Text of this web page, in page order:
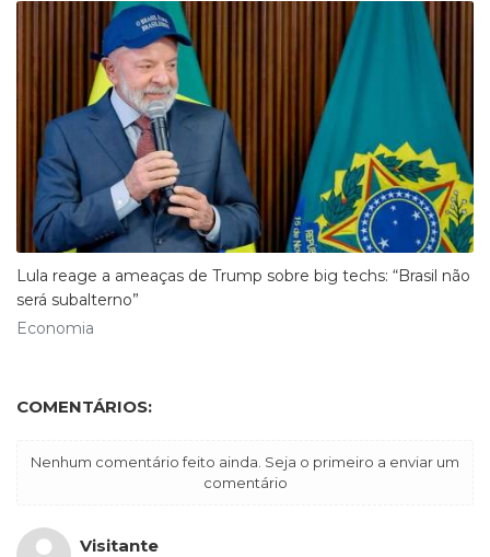
Lula reage a ameaças de Trump sobre big techs: “Brasil não
será subalterno”
Economia
COMENTÁRIOS:
Nenhum comentário feito ainda. Seja o primeiro a enviar um
comentário
Visitante